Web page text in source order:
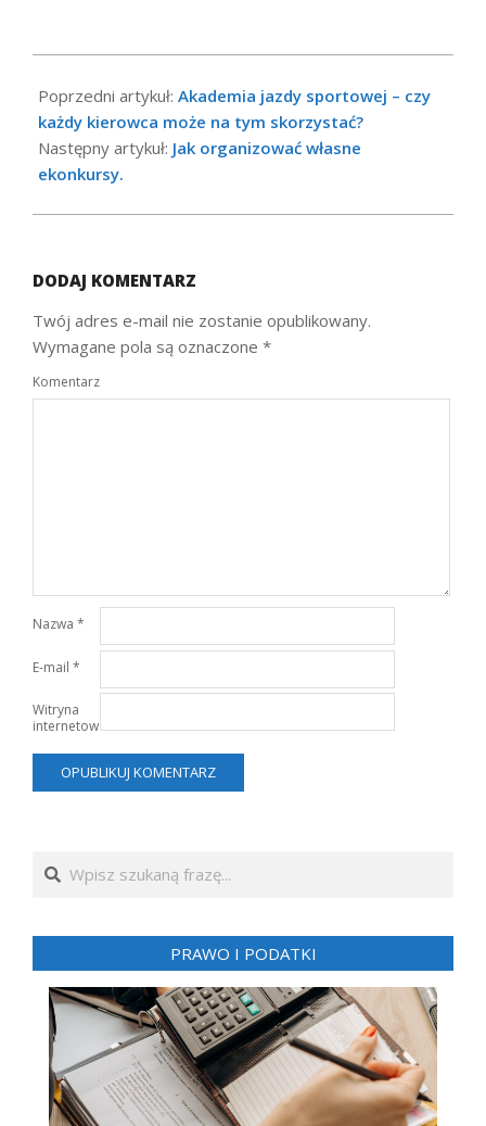
05-
30
Poprzedni artykuł: Akademia jazdy sportowej – czy
każdy kierowca może na tym skorzystać?
Następny artykuł: Jak organizować własne
ekonkursy.
DODAJ KOMENTARZ
Twój adres e-mail nie zostanie opublikowany.
Wymagane pola są oznaczone *
Komentarz
Nazwa *
E-mail *
Witryna
internetowa
Search
PRAWO I PODATKI